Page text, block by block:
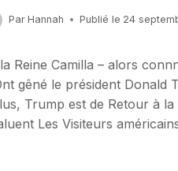
Par Hannah Publié le 24
Reine Camilla – alors
gêné le président Donald
Trump est de Retour à
Les Visiteurs